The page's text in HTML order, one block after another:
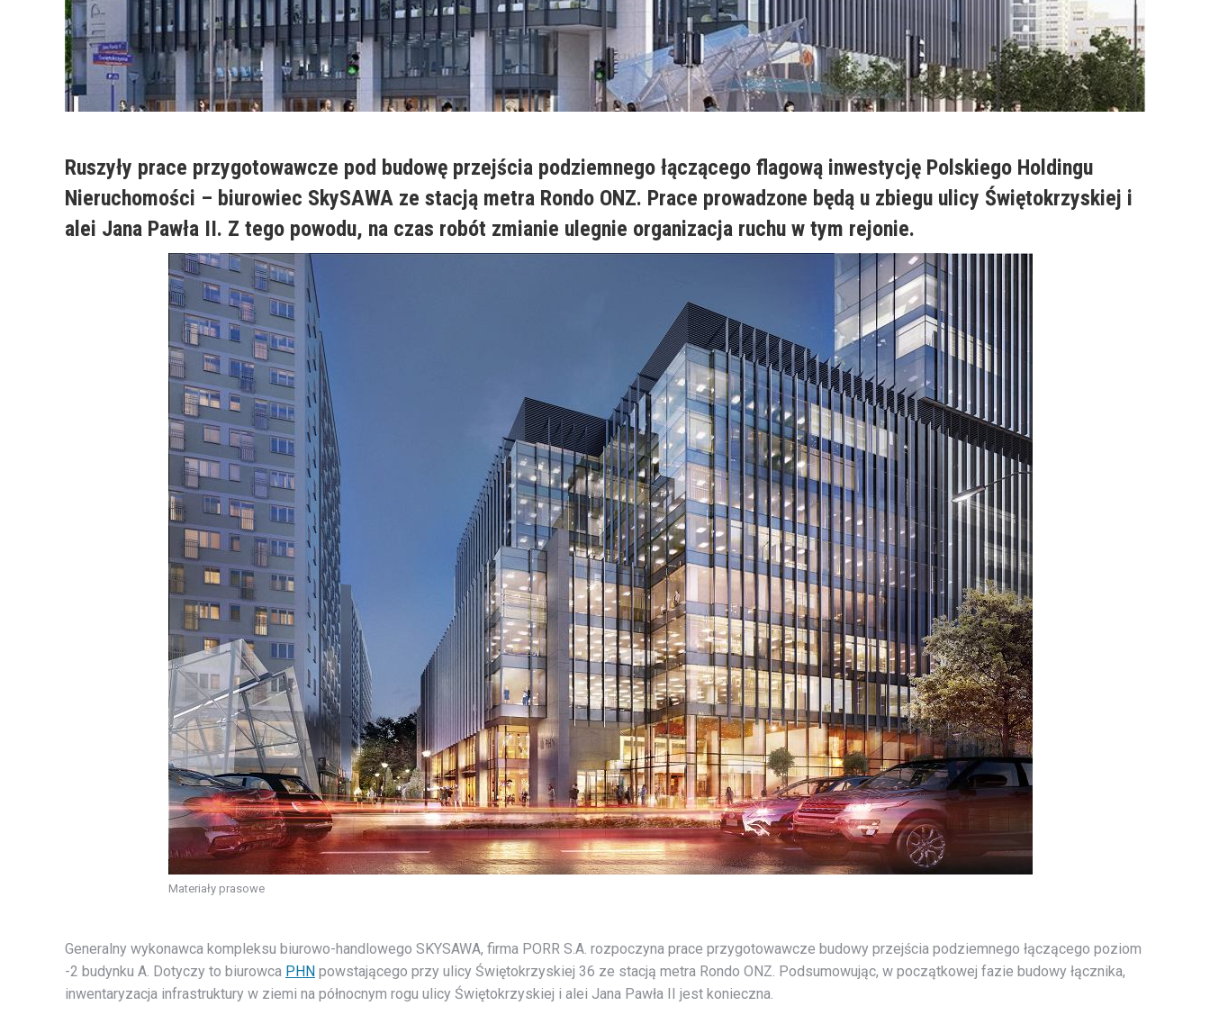
Ruszyły prace przygotowawcze pod budowę przejścia podziemnego łączącego flagową inwestycję Polskiego Holdingu
Nieruchomości – biurowiec SkySAWA ze stacją metra Rondo ONZ. Prace prowadzone będą u zbiegu ulicy Świętokrzyskiej i
alei Jana Pawła II. Z tego powodu, na czas robót zmianie ulegnie organizacja ruchu w tym rejonie.
Materiały prasowe
Generalny wykonawca kompleksu biurowo-handlowego SKYSAWA, firma PORR S.A. rozpoczyna prace przygotowawcze budowy przejścia podziemnego łączącego poziom
-2 budynku A. Dotyczy to biurowca PHN powstającego przy ulicy Świętokrzyskiej 36 ze stacją metra Rondo ONZ. Podsumowując, w początkowej fazie budowy łącznika,
inwentaryzacja infrastruktury w ziemi na północnym rogu ulicy Świętokrzyskiej i alei Jana Pawła II jest konieczna.